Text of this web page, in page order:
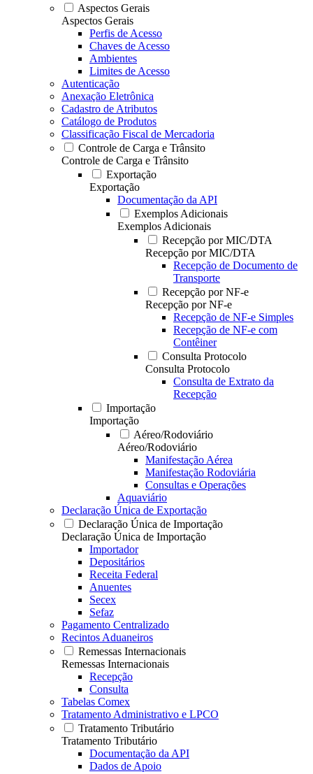
Aspectos Gerais
Aspectos Gerais
Perfis de Acesso
Chaves de Acesso
Ambientes
Limites de Acesso
Autenticação
Anexação Eletrônica
Cadastro de Atributos
Catálogo de Produtos
Classificação Fiscal de Mercadoria
Controle de Carga e Trânsito
Controle de Carga e Trânsito
Exportação
Exportação
Documentação da API
Exemplos Adicionais
Exemplos Adicionais
Recepção por MIC/DTA
Recepção por MIC/DTA
Recepção de Documento de
Transporte
Recepção por NF-e
Recepção por NF-e
Recepção de NF-e Simples
Recepção de NF-e com
Contêiner
Consulta Protocolo
Consulta Protocolo
Consulta de Extrato da
Recepção
Importação
Importação
Aéreo/Rodoviário
Aéreo/Rodoviário
Manifestação Aérea
Manifestação Rodoviária
Consultas e Operações
Aquaviário
Declaração Única de Exportação
Declaração Única de Importação
Declaração Única de Importação
Importador
Depositários
Receita Federal
Anuentes
Secex
Sefaz
Pagamento Centralizado
Recintos Aduaneiros
Remessas Internacionais
Remessas Internacionais
Recepção
Consulta
Tabelas Comex
Tratamento Administrativo e LPCO
Tratamento Tributário
Tratamento Tributário
Documentação da API
Dados de Apoio